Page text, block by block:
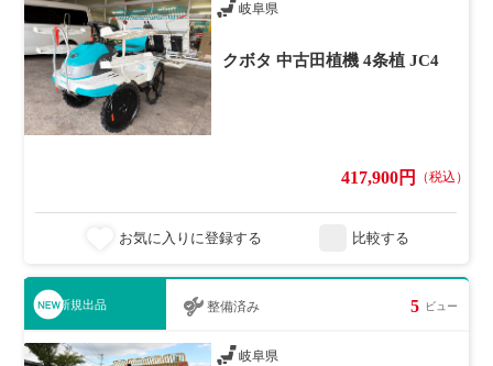
岐阜県
クボタ 中古田植機 4条植 JC4
417,900円 （税込）
お気に入りに登録する 比較する
新規出品 整備済み 5 ビュー
岐阜県